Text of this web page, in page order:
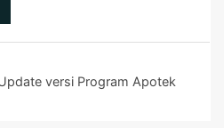
versi Program Apotek